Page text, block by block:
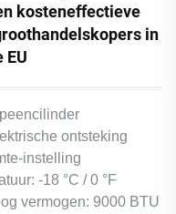
kosteneffectieve
in
EU
ontsteking
instelling
-18 °C / 0 °F
vermogen: 9000 BTU